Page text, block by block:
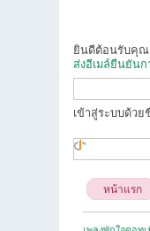
ยินดีต้อนรับคุ
ส่งอีเมล์ยืนยันก
เข้าสู่ระบบด้ว
หน้าแรก